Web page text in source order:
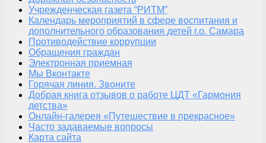
Учрежденческая газета “РИТМ”
Календарь мероприятий в сфере воспитания и
дополнительного образования детей г.о. Самара
Противодействие коррупции
Обращения граждан
Электронная приемная
Мы Вконтакте
Горячая линия. Звоните
Добрая книга отзывов о работе ЦДТ «Гармония
детства»
Онлайн-галерея «Путешествие в прекрасное»
Часто задаваемые вопросы
Карта сайта